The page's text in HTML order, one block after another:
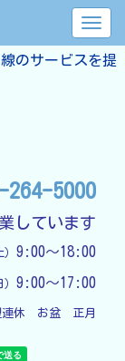
のサービスを提
264-5000
しています
9:00～18:00
9:00～17:00
休　お盆　正月